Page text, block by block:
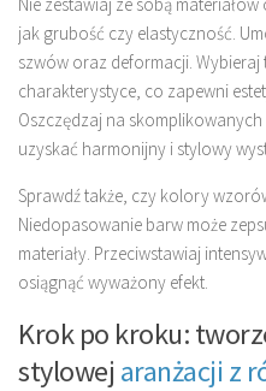
jak grubość czy elastyczność.
szwów oraz deformacji.
charakterystyce, co zapewni
Oszczędzaj na
uzyskać harmonijny i stylowy
Sprawdź także, czy kolory
Niedopasowanie barw może
materiały. Przeciwstawiaj
osiągnąć wyważony efekt.
Krok po kroku:
stylowej aranżacji z